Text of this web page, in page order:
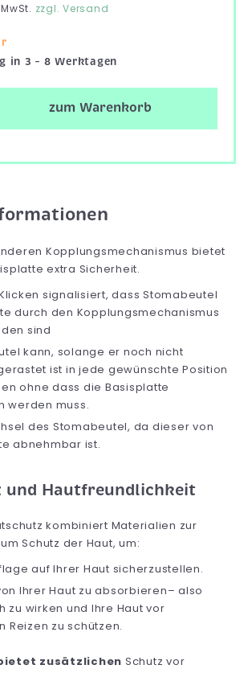
zzgl. Versand
in 3 – 8 Werktagen
zum Warenkorb
Kopplungsmechanismus bietet
extra Sicherheit.
signalisiert, dass Stomabeutel
durch den Kopplungsmechanismus
sind
kann, solange er noch nicht
ist in jede gewünschte Position
ohne dass die Basisplatte
werden muss.
des Stomabeutel, da dieser von
abnehmbar ist.
und Hautfreundlichkeit
kombiniert Materialien zur
Schutz der Haut, um:
auf Ihrer Haut sicherzustellen.
Ihrer Haut zu absorbieren– also
zu wirken und Ihre Haut vor
Reizen zu schützen.
zusätzlichen Schutz vor